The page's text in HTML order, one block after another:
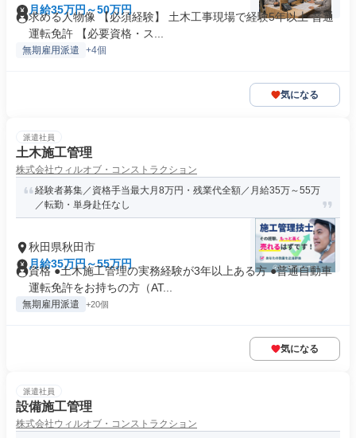
月給35万円～50万円
求める人物像 【必須経験】 土木工事現場で経験5年以上 普通
運転免許 【必要資格・ス...
無期雇用派遣 +4個
気になる
派遣社員
土木施工管理
株式会社ウィルオブ・コンストラクション
経験者募集／資格手当最大月8万円・残業代全額／月給35万～55万
／転勤・単身赴任なし
秋田県秋田市
月給35万円～55万円
資格 ●土木施工管理の実務経験が3年以上ある方 ●普通自動車
運転免許をお持ちの方（AT...
無期雇用派遣 +20個
気になる
派遣社員
設備施工管理
株式会社ウィルオブ・コンストラクション